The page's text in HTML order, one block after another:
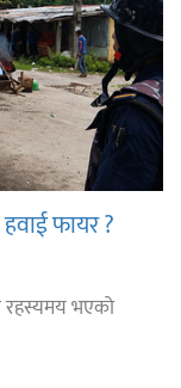
फायर ?
रहस्यमय भएको